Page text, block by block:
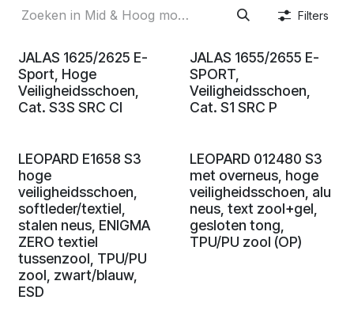
Filters
JALAS 1625/2625 E-
Sport, Hoge
Veiligheidsschoen,
Cat. S3S SRC CI
JALAS 1655/2655 E-
SPORT,
Veiligheidsschoen,
Cat. S1 SRC P
LEOPARD E1658 S3
hoge
veiligheidsschoen,
softleder/textiel,
stalen neus, ENIGMA
ZERO textiel
tussenzool, TPU/PU
zool, zwart/blauw,
ESD
LEOPARD 012480 S3
met overneus, hoge
veiligheidsschoen, alu
neus, text zool+gel,
gesloten tong,
TPU/PU zool (OP)